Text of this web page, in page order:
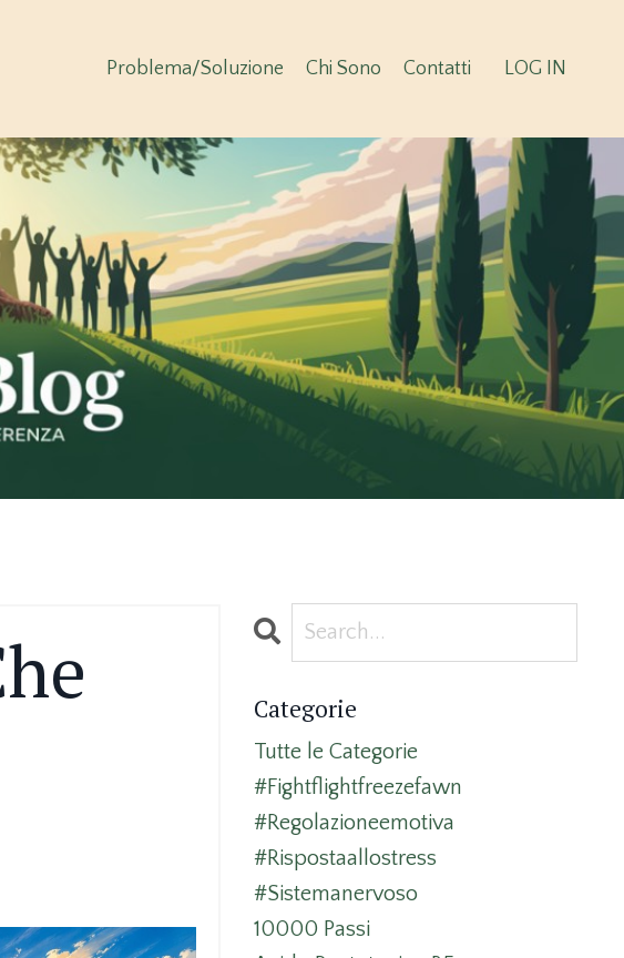
Problema/Soluzione Chi Sono Contatti LOG IN
Categorie
Tutte le Categorie
#fightflightfreezefawn
#regolazioneemotiva
#rispostaallostress
#sistemanervoso
10000 Passi